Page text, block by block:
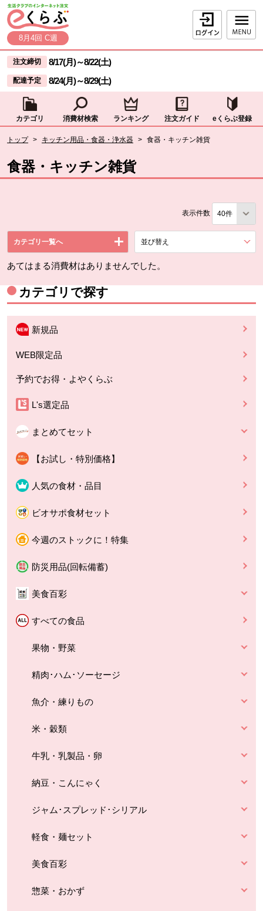
ページの先頭です。
本文へジャンプする。
8月4回 C週
ログイン
ここからサイト内共通メニューです。
サイト内共通メニューをスキップする
注文締切 8/17(月)～8/22(土)
配達予定 8/24(月)～8/29(土)
カテゴリ 消費材検索 ランキング 注文ガイド eくらぶ登録
トップ > キッチン用品・食器・浄水器 > 食器・キッチン雑貨
食器・キッチン雑貨
表示件数
カテゴリ一覧へ 並び替え
あてはまる消費材はありませんでした。
カテゴリで探す
新規品
WEB限定品
予約でお得・よやくらぶ
L's選定品
まとめてセット
【お試し・特別価格】
人気の食材・品目
ビオサポ食材セット
今週のストックに！特集
防災用品(回転備蓄)
美食百彩
すべての食品
果物・野菜
精肉･ハム･ソーセージ
魚介・練りもの
米・穀類
牛乳・乳製品・卵
納豆・こんにゃく
ジャム･スプレッド･シリアル
軽食・麺セット
美食百彩
惣菜・おかず